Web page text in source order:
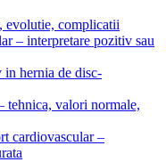
evolutie, complicatii
– interpretare pozitiv sau
hernia de disc-
tehnica, valori normale,
cardiovascular –